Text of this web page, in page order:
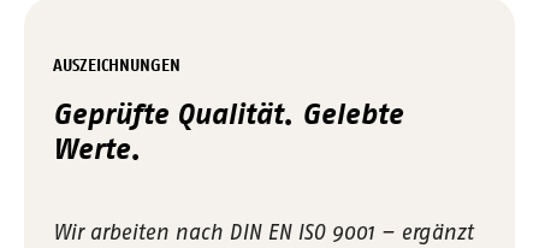
AUSZEICHNUNGEN
Geprüfte Qualität. Gelebte
Werte.
Wir arbeiten nach DIN EN ISO 9001 – ergänzt